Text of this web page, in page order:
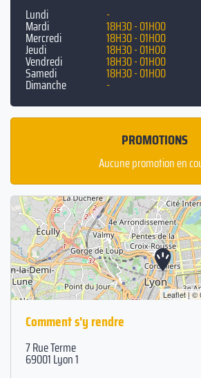
Lundi -
Mardi 18H30 - 01H00
Mercredi 18H30 - 01H00
Jeudi 18H30 - 01H00
Vendredi 18H30 - 01H00
Samedi 18H30 - 01H00
Dimanche -
PROMOTIONS
Aucune promotion en
Leaflet| ©
Comment s'y rendre
7 Rue Terme
69001 Lyon 1